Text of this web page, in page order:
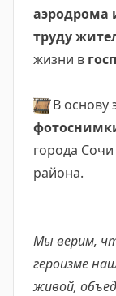
аэродрома
труду
жизни в
🎞В основу
города
района.
Мы верим,
героизме
живой,